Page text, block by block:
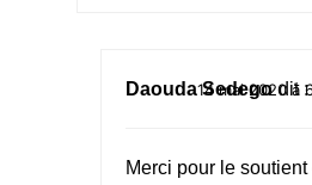
Daouda Sedego dit :
14 mai 2020 à
Merci pour le